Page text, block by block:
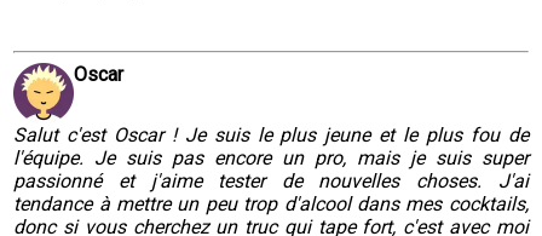
Oscar
Salut c'est Oscar ! Je suis le plus jeune et le plus fou de
l'équipe. Je suis pas encore un pro, mais je suis super
passionné et j'aime tester de nouvelles choses. J'ai
tendance à mettre un peu trop d'alcool dans mes cocktails,
donc si vous cherchez un truc qui tape fort, c'est avec moi